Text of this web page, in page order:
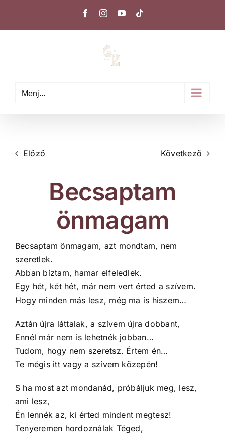
FacebookInstagramYouTube
Menj...
Előző Következő
Becsaptam
önmagam
Becsaptam önmagam, azt mondtam, nem
szeretlek.
Abban bíztam, hamar elfeledlek.
Egy hét, két hét, már nem vert érted a szívem.
Hogy minden más lesz, még ma is hiszem…
Aztán újra láttalak, a szívem újra dobbant,
Ennél már nem is lehetnék jobban…
Tudom, hogy nem szeretsz. Értem én…
Te mégis itt vagy a szívem közepén!
S ha most azt mondanád, próbáljuk meg, lesz,
ami lesz,
Én lennék az, ki érted mindent megtesz!
Tenyeremen hordoználak Téged,